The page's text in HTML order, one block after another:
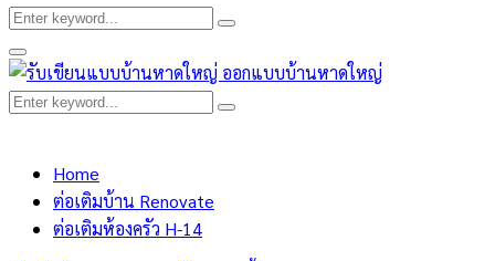
Search
for:
Search
Primary
Menu
Search
Search
Home
ต่อเติมบ้าน Renovate
ต่อเติมห้องครัว H-14